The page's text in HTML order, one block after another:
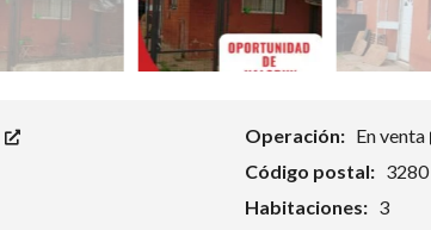
Operación: En venta
Código postal: 3280
Habitaciones: 3